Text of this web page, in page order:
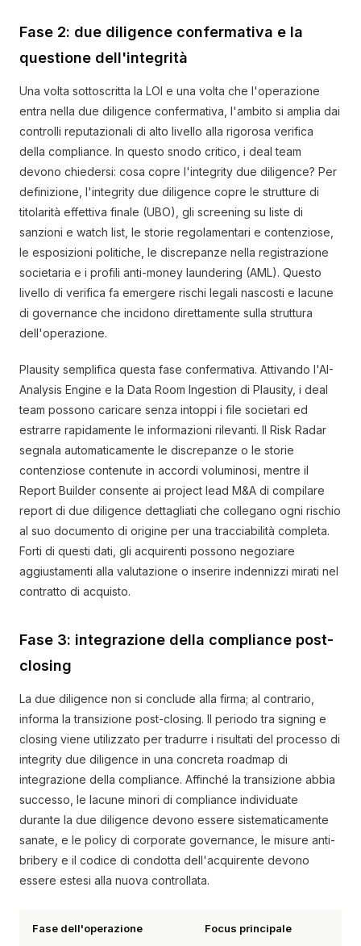
Fase 2: due diligence confermativa e la
questione dell'integrità
Una volta sottoscritta la LOI e una volta che l'operazione
entra nella due diligence confermativa, l'ambito si amplia dai
controlli reputazionali di alto livello alla rigorosa verifica
della compliance. In questo snodo critico, i deal team
devono chiedersi: cosa copre l'integrity due diligence? Per
definizione, l'integrity due diligence copre le strutture di
titolarità effettiva finale (UBO), gli screening su liste di
sanzioni e watch list, le storie regolamentari e contenziose,
le esposizioni politiche, le discrepanze nella registrazione
societaria e i profili anti-money laundering (AML). Questo
livello di verifica fa emergere rischi legali nascosti e lacune
di governance che incidono direttamente sulla struttura
dell'operazione.
Plausity semplifica questa fase confermativa. Attivando l'AI-
Analysis Engine e la Data Room Ingestion di Plausity, i deal
team possono caricare senza intoppi i file societari ed
estrarre rapidamente le informazioni rilevanti. Il Risk Radar
segnala automaticamente le discrepanze o le storie
contenziose contenute in accordi voluminosi, mentre il
Report Builder consente ai project lead M&A di compilare
report di due diligence dettagliati che collegano ogni rischio
al suo documento di origine per una tracciabilità completa.
Forti di questi dati, gli acquirenti possono negoziare
aggiustamenti alla valutazione o inserire indennizzi mirati nel
contratto di acquisto.
Fase 3: integrazione della compliance post-
closing
La due diligence non si conclude alla firma; al contrario,
informa la transizione post-closing. Il periodo tra signing e
closing viene utilizzato per tradurre i risultati del processo di
integrity due diligence in una concreta roadmap di
integrazione della compliance. Affinché la transizione abbia
successo, le lacune minori di compliance individuate
durante la due diligence devono essere sistematicamente
sanate, e le policy di corporate governance, le misure anti-
bribery e il codice di condotta dell'acquirente devono
essere estesi alla nuova controllata.
Fase dell'operazione Focus principale